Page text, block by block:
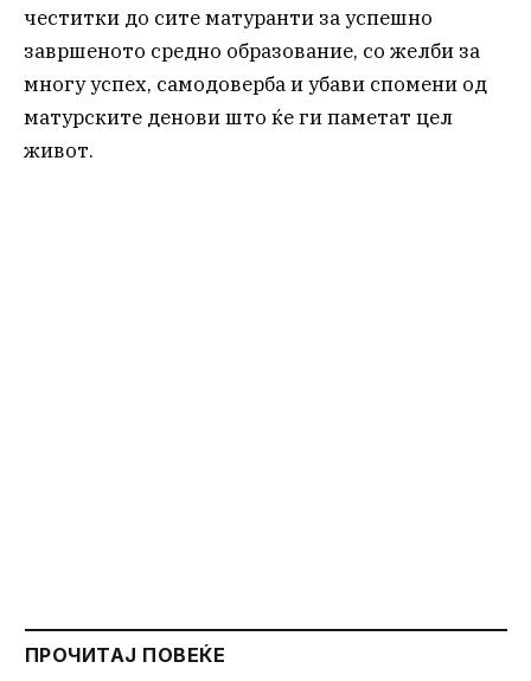
честитки до сите матуранти за успешно
завршеното средно образование, со желби за
многу успех, самодоверба и убави спомени од
матурските денови што ќе ги паметат цел
живот.
ПРОЧИТАЈ ПОВЕЌЕ